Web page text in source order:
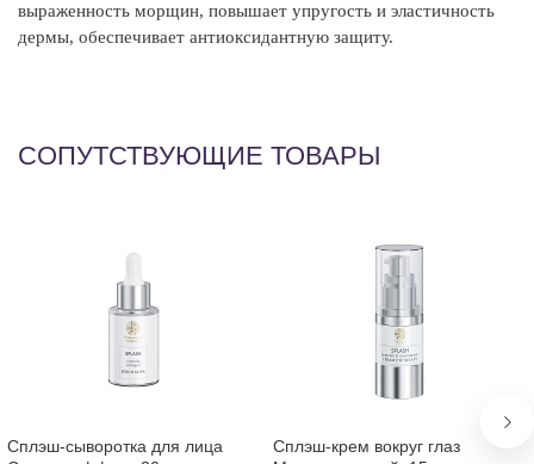
выраженность морщин, повышает упругость и эластичность
дермы, обеспечивает антиоксидантную защиту.
СОПУТСТВУЮЩИЕ ТОВАРЫ
Сплэш-сыворотка для лица
Сплэш-крем вокруг глаз